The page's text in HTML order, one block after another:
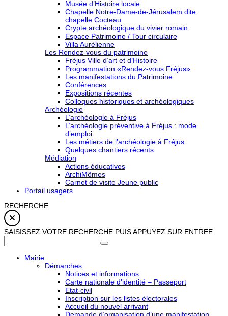
Musée d’Histoire locale
Chapelle Notre-Dame-de-Jérusalem dite
chapelle Cocteau
Crypte archéologique du vivier romain
Espace Patrimoine / Tour circulaire
Villa Aurélienne
Les Rendez-vous du patrimoine
Fréjus Ville d’art et d’Histoire
Programmation «Rendez-vous Fréjus»
Les manifestations du Patrimoine
Conférences
Expositions récentes
Colloques historiques et archéologiques
Archéologie
L’archéologie à Fréjus
L’archéologie préventive à Fréjus : mode
d’emploi
Les métiers de l’archéologie à Fréjus
Quelques chantiers récents
Médiation
Actions éducatives
ArchiMômes
Carnet de visite Jeune public
Portail usagers
RECHERCHE
SAISISSEZ VOTRE RECHERCHE PUIS APPUYEZ SUR ENTREE
Mairie
Démarches
Notices et informations
Carte nationale d’identité – Passeport
Etat-civil
Inscription sur les listes électorales
Accueil du nouvel arrivant